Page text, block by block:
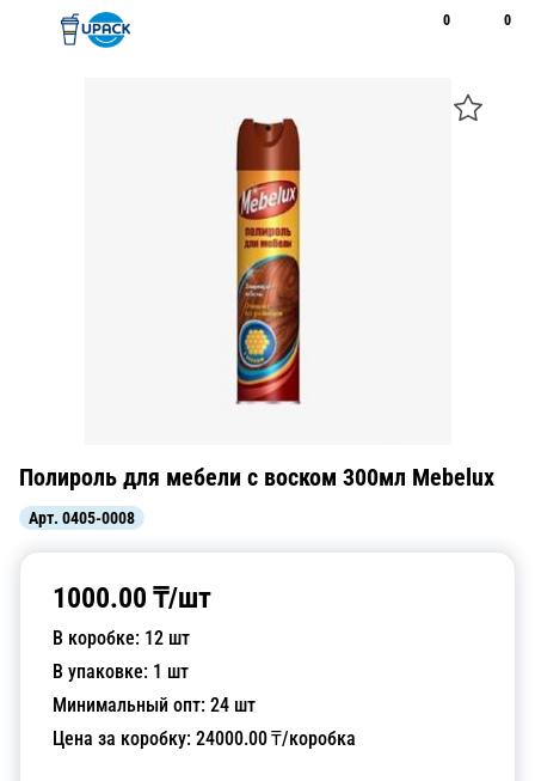
0 0
Полироль для мебели с воском 300мл Mebelux
Арт. 0405-0008
1000.00 ₸/шт
В коробке: 12 шт
В упаковке: 1 шт
Минимальный опт: 24 шт
Цена за коробку: 24000.00₸/коробка